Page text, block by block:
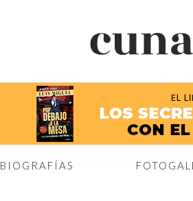
BIOGRAFÍAS